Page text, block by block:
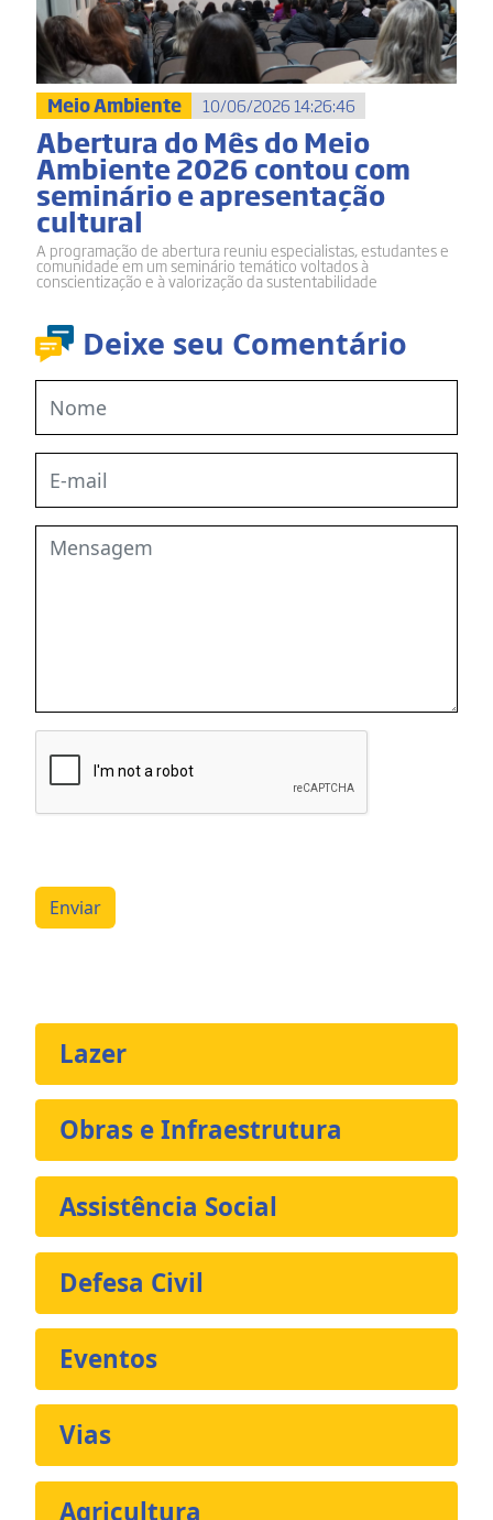
Deixe seu Comentário
Enviar
Meio Ambiente 10/06/2026 14:26:46
Abertura do Mês do Meio
Ambiente 2026 contou com
seminário e apresentação
cultural
A programação de abertura reuniu especialistas, estudantes e
comunidade em um seminário temático voltados à
conscientização e à valorização da sustentabilidade
Lazer
Obras e Infraestrutura
Assistência Social
Defesa Civil
Eventos
Vias
Agricultura